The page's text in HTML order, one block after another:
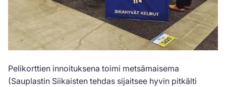
Pelikorttien innoituksena toimi metsämaisema
(Sauplastin Siikaisten tehdas sijaitsee hyvin pitkälti